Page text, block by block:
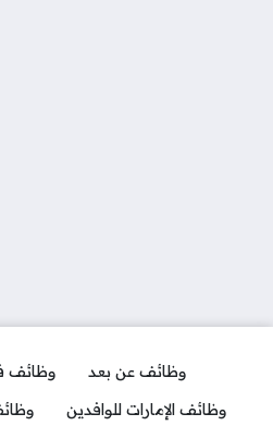
وظائف عن بعد
وظائف
وظائف الإمارات للوافدين